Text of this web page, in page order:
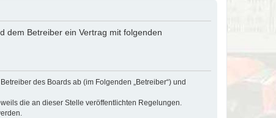
dem Betreiber ein Vertrag mit folgenden
des Boards ab (im Folgenden „Betreiber“) und
die an dieser Stelle veröffentlichten Regelungen.